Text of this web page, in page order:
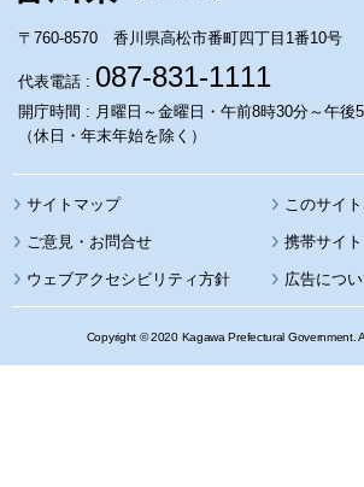
〒760-8570 香川県高松市番町四丁目1番10号
代表電話 : 087-831-1111
開庁時間 : 月曜日～金曜日・午前8時30分～午後
（休日・年末年始を除く）
サイトマップ このサイ
携帯サイト
ウェブアクセシビリティ方針 広告につ
Copyright © 2020 Kagawa Prefectural Government.